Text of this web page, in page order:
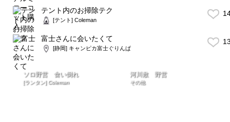
テント内のお掃除テク
[テント] Coleman
富士さんに会いたくて
[静岡] キャンピカ富士ぐりんぱ
ソロ野営 食い倒れ
[ランタン] Coleman
河川敷 野営
その他